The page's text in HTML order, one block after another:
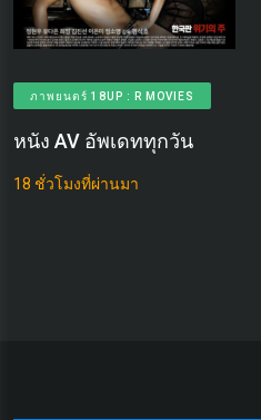
ภาพยนตร์ 18UP : R MOVIES
หนัง AV อัพเดททุกวัน
18 ชั่วโมงที่ผ่านมา